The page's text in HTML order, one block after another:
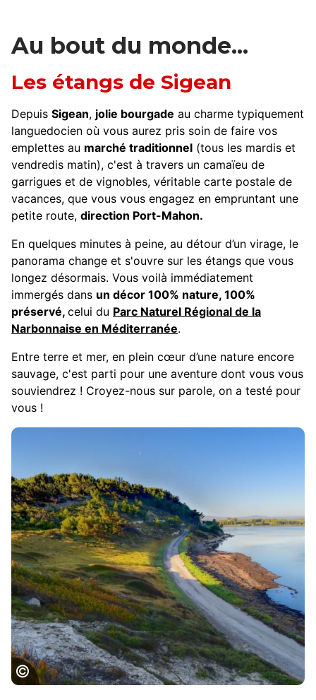
Au bout du monde...
Les étangs de Sigean
Depuis Sigean, jolie bourgade au charme typiquement
languedocien où vous aurez pris soin de faire vos
emplettes au marché traditionnel (tous les mardis et
vendredis matin), c'est à travers un camaïeu de
garrigues et de vignobles, véritable carte postale de
vacances, que vous vous engagez en empruntant une
petite route, direction Port-Mahon.
En quelques minutes à peine, au détour d’un virage, le
panorama change et s'ouvre sur les étangs que vous
longez désormais. Vous voilà immédiatement
immergés dans un décor 100% nature, 100%
préservé, celui du Parc Naturel Régional de la
Narbonnaise en Méditerranée.
Entre terre et mer, en plein cœur d’une nature encore
sauvage, c'est parti pour une aventure dont vous vous
souviendrez ! Croyez-nous sur parole, on a testé pour
vous !